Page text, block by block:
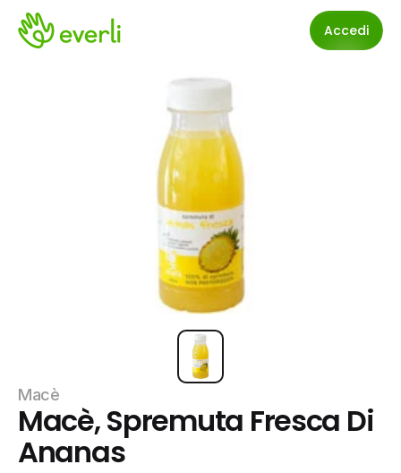
Accedi
Macè
Macè, Spremuta Fresca Di
Ananas